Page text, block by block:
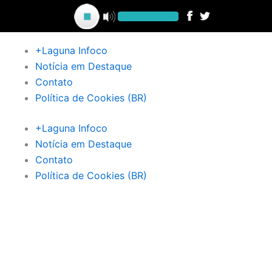
conteúdo+Laguna Infoco
Notícia em Destaque
Contato
Política de Cookies (BR)
+Laguna Infoco
Notícia em Destaque
Contato
Política de Cookies (BR)